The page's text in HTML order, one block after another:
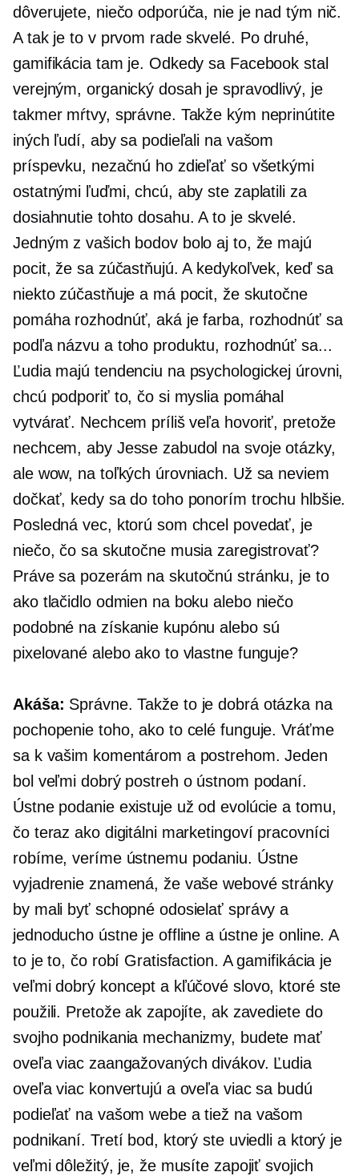
dôverujete, niečo odporúča, nie je nad tým nič.
A tak je to v prvom rade skvelé. Po druhé,
gamifikácia tam je. Odkedy sa Facebook stal
verejným, organický dosah je spravodlivý, je
takmer mŕtvy, správne. Takže kým neprinútite
iných ľudí, aby sa podieľali na vašom
príspevku, nezačnú ho zdieľať so všetkými
ostatnými ľuďmi, chcú, aby ste zaplatili za
dosiahnutie tohto dosahu. A to je skvelé.
Jedným z vašich bodov bolo aj to, že majú
pocit, že sa zúčastňujú. A kedykoľvek, keď sa
niekto zúčastňuje a má pocit, že skutočne
pomáha rozhodnúť, aká je farba, rozhodnúť sa
podľa názvu a toho produktu, rozhodnúť sa...
Ľudia majú tendenciu na psychologickej úrovni,
chcú podporiť to, čo si myslia pomáhal
vytvárať. Nechcem príliš veľa hovoriť, pretože
nechcem, aby Jesse zabudol na svoje otázky,
ale wow, na toľkých úrovniach. Už sa neviem
dočkať, kedy sa do toho ponorím trochu hlbšie.
Posledná vec, ktorú som chcel povedať, je
niečo, čo sa skutočne musia zaregistrovať?
Práve sa pozerám na skutočnú stránku, je to
ako tlačidlo odmien na boku alebo niečo
podobné na získanie kupónu alebo sú
pixelované alebo ako to vlastne funguje?
Akáša: Správne. Takže to je dobrá otázka na
pochopenie toho, ako to celé funguje. Vráťme
sa k vašim komentárom a postrehom. Jeden
bol veľmi dobrý postreh o ústnom podaní.
Ústne podanie existuje už od evolúcie a tomu,
čo teraz ako digitálni marketingoví pracovníci
robíme, veríme ústnemu podaniu. Ústne
vyjadrenie znamená, že vaše webové stránky
by mali byť schopné odosielať správy a
jednoducho ústne je offline a ústne je online. A
to je to, čo robí Gratisfaction. A gamifikácia je
veľmi dobrý koncept a kľúčové slovo, ktoré ste
použili. Pretože ak zapojíte, ak zavediete do
svojho podnikania mechanizmy, budete mať
oveľa viac zaangažovaných divákov. Ľudia
oveľa viac konvertujú a oveľa viac sa budú
podieľať na vašom webe a tiež na vašom
podnikaní. Tretí bod, ktorý ste uviedli a ktorý je
veľmi dôležitý, je, že musíte zapojiť svojich